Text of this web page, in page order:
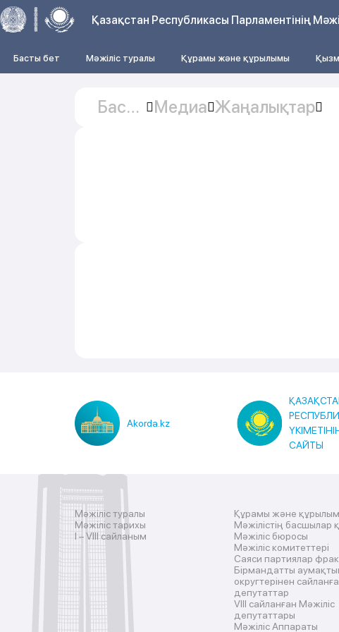
Қазақстан Республикасы Парламентінің
Басты бет Мәжіліс туралы Құрамы және құрылымы
Басты
Медиа Жаңалықтар
Akorda.kz
САЙТЫ
Мәжіліс туралы
Мәжіліс тарихы
I – VIII сайланым
Құрамы және
Мәжілістің басшылар
Мәжіліс бюросы
Мәжіліс комитеттері
Саяси партиялар
Бірмандатты
округтерінен
депутаттар
VIII сайланған Мәжіліс
депутаттары
Мәжіліс Аппараты